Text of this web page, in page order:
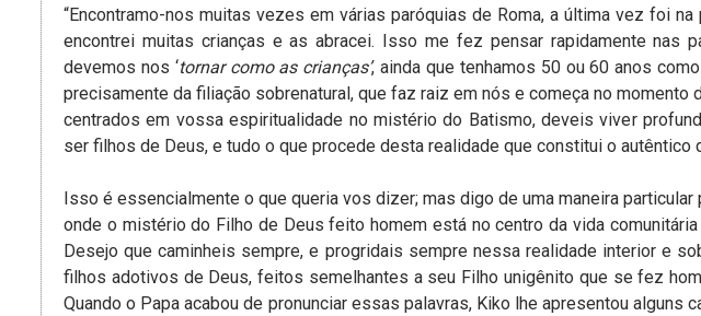
“Encontramo-nos muitas vezes em várias paróquias de Roma, a última vez foi
encontrei muitas crianças e as abracei. Isso me fez pensar rapidamente nas
devemos nos ‘tornar como as crianças’, ainda que tenhamos 50 ou 60 anos
precisamente da filiação sobrenatural, que faz raiz em nós e começa no
centrados em vossa espiritualidade no mistério do Batismo, deveis viver
ser filhos de Deus, e tudo o que procede desta realidade que constitui o autêntico
Isso é essencialmente o que queria vos dizer; mas digo de uma maneira
onde o mistério do Filho de Deus feito homem está no centro da vida
Desejo que caminheis sempre, e progridais sempre nessa realidade interior e
filhos adotivos de Deus, feitos semelhantes a seu Filho unigênito que se fez
Quando o Papa acabou de pronunciar essas palavras, Kiko lhe apresentou alguns